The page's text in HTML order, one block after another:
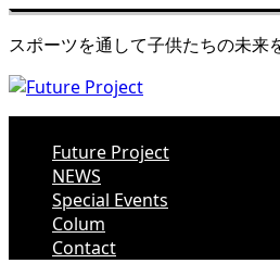
スポーツを通して子供たちの未来
Future Project
NEWS
Special Events
Colum
Contact